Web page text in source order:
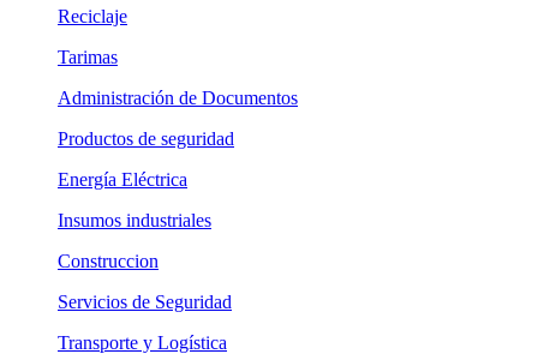
Reciclaje
Tarimas
Administración de Documentos
Productos de seguridad
Energía Eléctrica
Insumos industriales
Construccion
Servicios de Seguridad
Transporte y Logística